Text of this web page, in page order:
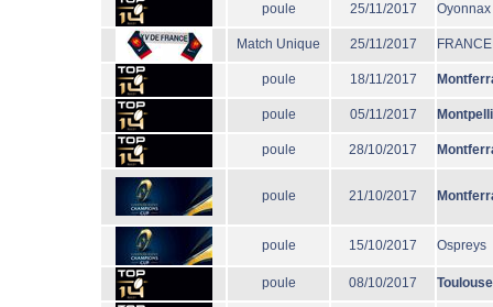
poule 25/11/2017 Oyonnax
Match Unique 25/11/2017 FRANCE
poule 18/11/2017
poule 05/11/2017
poule 28/10/2017
poule 21/10/2017
poule 15/10/2017 Ospreys
poule 08/10/2017 Toulouse